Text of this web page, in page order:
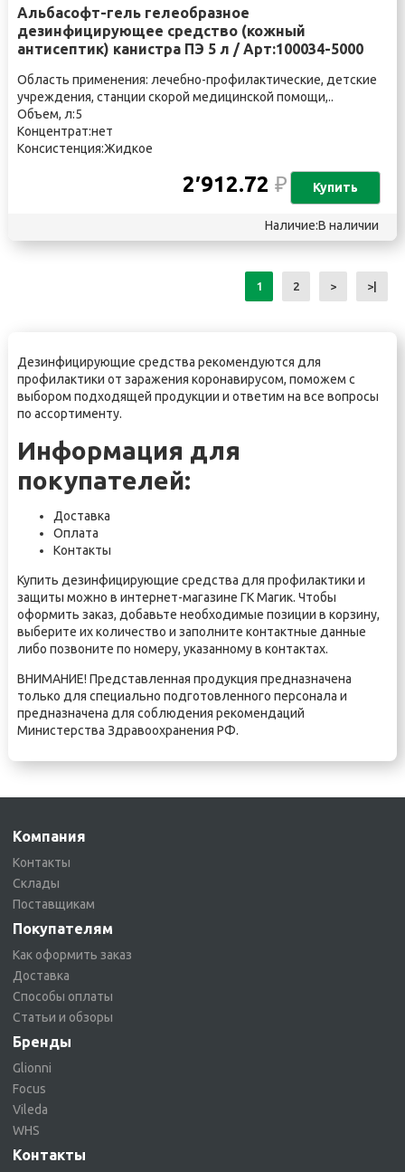
Альбасофт-гель гелеобразное
дезинфицирующее средство (кожный
антисептик) канистра ПЭ 5 л / Арт:100034-5000
Область применения: лечебно-профилактические, детские
учреждения, станции скорой медицинской помощи,..
Объем, л:5
Концентрат:нет
Консистенция:Жидкое
2′912.72₽ Купить
Наличие:В наличии
1 2 > >|
Дезинфицирующие средства рекомендуются для
профилактики от заражения коронавирусом, поможем с
выбором подходящей продукции и ответим на все вопросы
по ассортименту.
Информация для
покупателей:
Доставка
Оплата
Контакты
Купить дезинфицирующие средства для профилактики и
защиты можно в интернет-магазине ГК Магик. Чтобы
оформить заказ, добавьте необходимые позиции в корзину,
выберите их количество и заполните контактные данные
либо позвоните по номеру, указанному в контактах.
ВНИМАНИЕ! Представленная продукция предназначена
только для специально подготовленного персонала и
предназначена для соблюдения рекомендаций
Министерства Здравоохранения РФ.
Компания
Контакты
Склады
Поставщикам
Покупателям
Как оформить заказ
Доставка
Способы оплаты
Статьи и обзоры
Бренды
Glionni
Focus
Vileda
WHS
Контакты